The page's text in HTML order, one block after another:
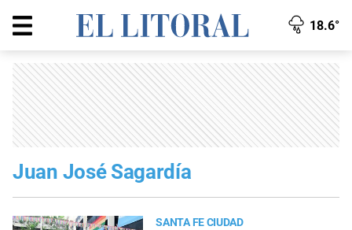
18.6°
Juan José Sagardía
SANTA FE CIUDAD